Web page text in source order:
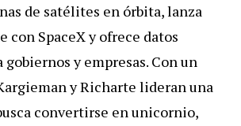
de satélites en órbita, lanza
con SpaceX y ofrece datos
gobiernos y empresas. Con un
y Richarte lideran una
convertirse en unicornio,